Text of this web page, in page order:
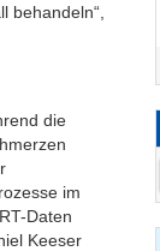
behandeln“,
die
im
Daten
Keeser